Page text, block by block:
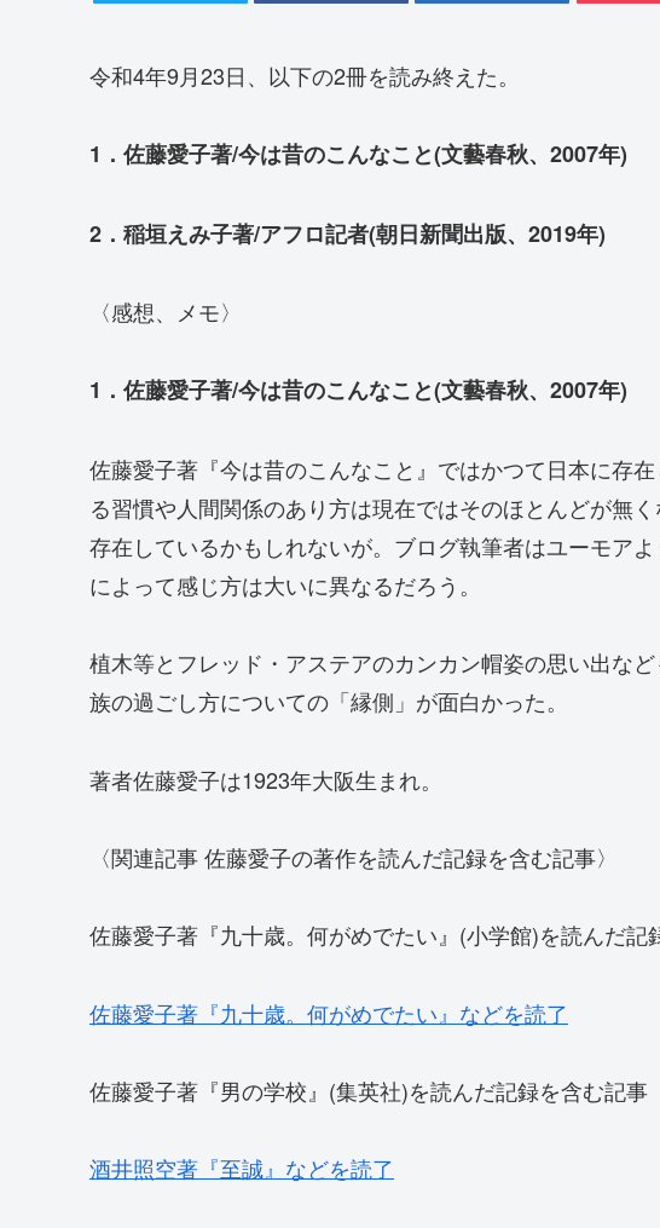
令和4年9月23日、以下の2冊を読み終えた。
1．佐藤愛子著/今は昔のこんなこと(文藝春秋、2007年)
2．稲垣えみ子著/アフロ記者(朝日新聞出版、2019年)
〈感想、メモ〉
1．佐藤愛子著/今は昔のこんなこと(文藝春秋、2007年)
佐藤愛子著『今は昔のこんなこと』ではかつて日本に存
る習慣や人間関係のあり方は現在ではそのほとんどが無
存在しているかもしれないが。ブログ執筆者はユーモア
によって感じ方は大いに異なるだろう。
植木等とフレッド・アステアのカンカン帽姿の思い出な
族の過ごし方についての「縁側」が面白かった。
著者佐藤愛子は1923年大阪生まれ。
〈関連記事 佐藤愛子の著作を読んだ記録を含む記事〉
佐藤愛子著『九十歳。何がめでたい』(小学館)を読んだ記
佐藤愛子著『九十歳。何がめでたい』などを読了
佐藤愛子著『男の学校』(集英社)を読んだ記録を含む記事
酒井照空著『至誠』などを読了